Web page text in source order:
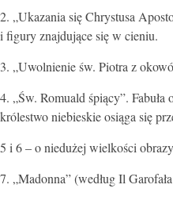
2. „Ukazania się Chrystusa
i figury znajdujące się w cieniu.
3. „Uwolnienie św. Piotra z
4. „Św. Romuald śpiący”.
królestwo niebieskie osiąga się
5 i 6 – o niedużej wielkości
7. „Madonna” (według Il